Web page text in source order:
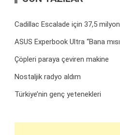
Cadillac Escalade için 37,5
ASUS Experbook Ultra “Bana
Çöpleri paraya çeviren makine
Nostaljik radyo aldım
Türkiye’nin genç yetenekleri